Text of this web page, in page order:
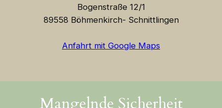
Bogenstraße 12/1
89558 Böhmenkirch- Schnittlingen
Anfahrt mit Google Maps
Mangelnde Sicherheit